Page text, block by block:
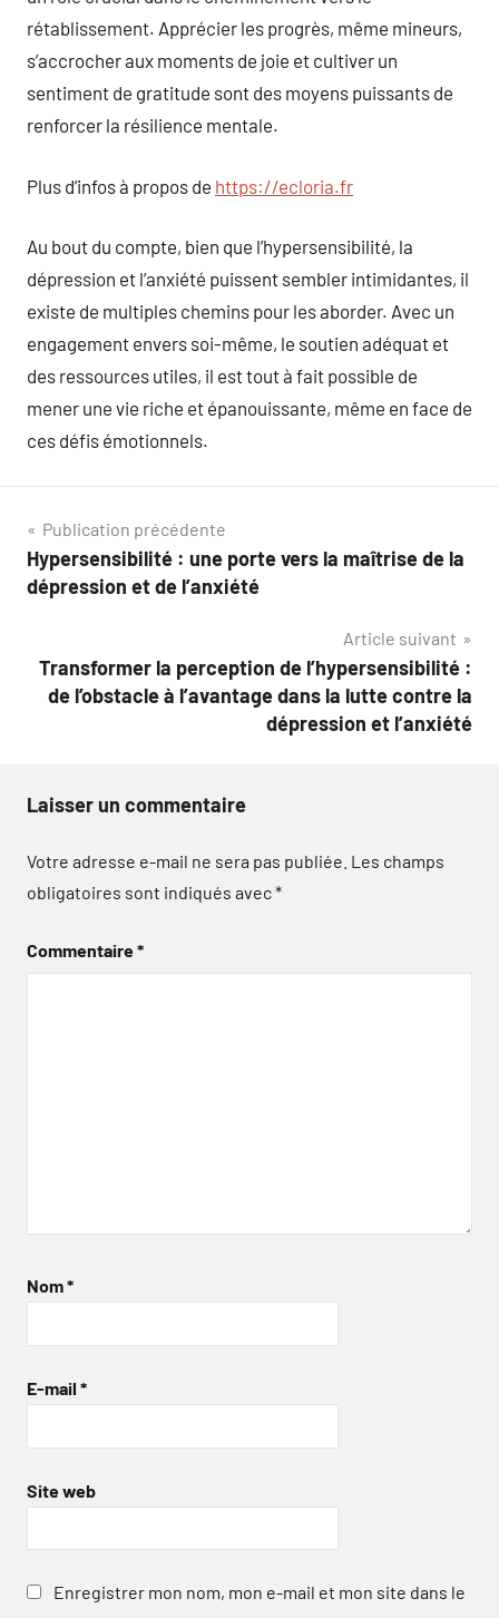
rétablissement. Apprécier les progrès, même mineurs,
s’accrocher aux moments de joie et cultiver un
sentiment de gratitude sont des moyens puissants de
renforcer la résilience mentale.
Plus d’infos à propos de https://ecloria.fr
Au bout du compte, bien que l’hypersensibilité, la
dépression et l’anxiété puissent sembler intimidantes, il
existe de multiples chemins pour les aborder. Avec un
engagement envers soi-même, le soutien adéquat et
des ressources utiles, il est tout à fait possible de
mener une vie riche et épanouissante, même en face de
ces défis émotionnels.
Navigation
de
Publication précédente
Hypersensibilité : une porte vers la maîtrise de la
dépression et de l’anxiété
Article suivant
Transformer la perception de l’hypersensibilité :
de l’obstacle à l’avantage dans la lutte contre la
dépression et l’anxiété
Laisser un commentaire
Votre adresse e-mail ne sera pas publiée. Les champs
obligatoires sont indiqués avec*
Commentaire*
Nom*
E-mail *
Site web
Enregistrer mon nom, mon e-mail et mon site dans le